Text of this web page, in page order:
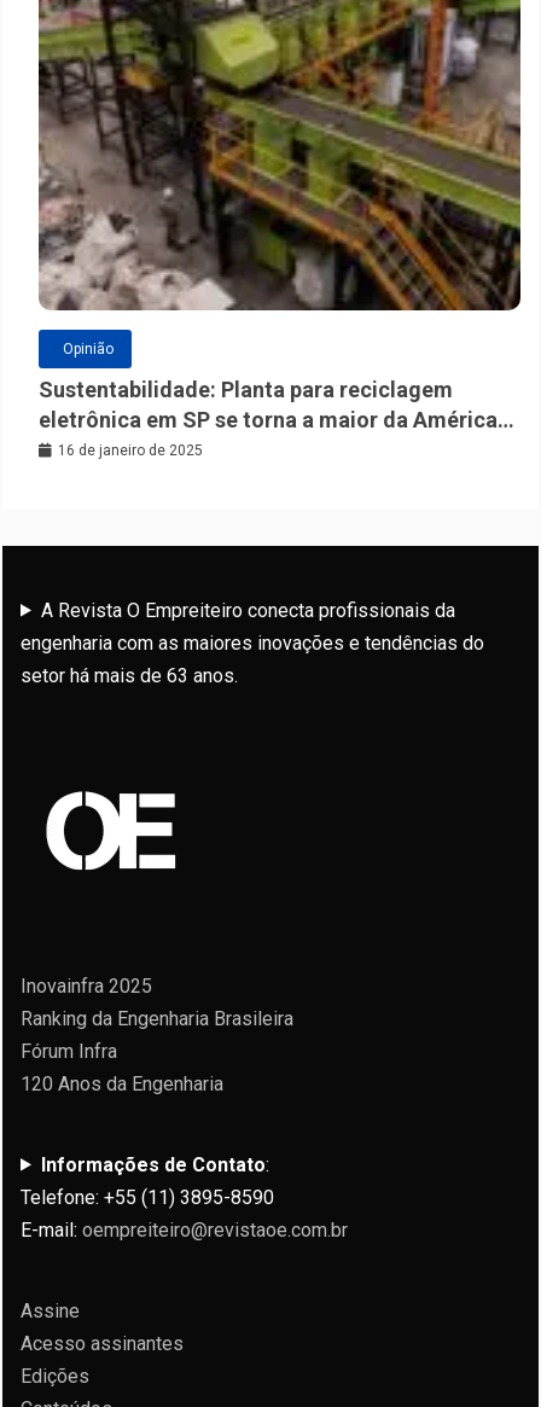
Opinião
Sustentabilidade: Planta para reciclagem
eletrônica em SP se torna a maior da América
Latina
16 de janeiro de 2025
A Revista O Empreiteiro conecta profissionais da
engenharia com as maiores inovações e tendências do
setor há mais de 63 anos.
Inovainfra 2025
Ranking da Engenharia Brasileira
Fórum Infra
120 Anos da Engenharia
Informações de Contato:
Telefone: +55 (11) 3895-8590
E-mail: oempreiteiro@revistaoe.com.br
Assine
Acesso assinantes
Edições